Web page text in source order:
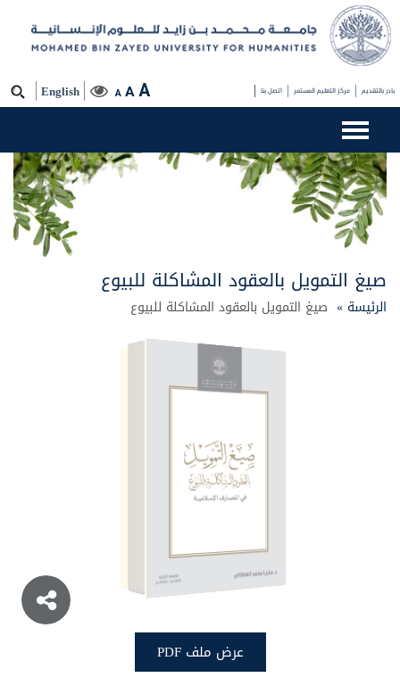
English A A A بادر بالتقديم مركز التعليم المستمر اتصل بنا
صيغ التمويل بالعقود المشاكلة للبيوع
الرئيسة » صيغ التمويل بالعقود المشاكلة للبيوع
صيغ التمويل بالعقود
عرض ملف PDF
عرض ملف PDF